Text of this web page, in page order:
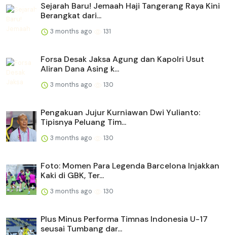
Sejarah Baru! Jemaah Haji Tangerang Raya Kini
Berangkat dari...
3 months ago 131
Forsa Desak Jaksa Agung dan Kapolri Usut
Aliran Dana Asing k...
3 months ago 130
Pengakuan Jujur Kurniawan Dwi Yulianto:
Tipisnya Peluang Tim...
3 months ago 130
Foto: Momen Para Legenda Barcelona Injakkan
Kaki di GBK, Ter...
3 months ago 130
Plus Minus Performa Timnas Indonesia U-17
seusai Tumbang dar...